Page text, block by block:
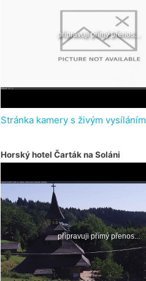
Stránka kamery s živým vysíláním
Horský hotel Čarták na Soláni